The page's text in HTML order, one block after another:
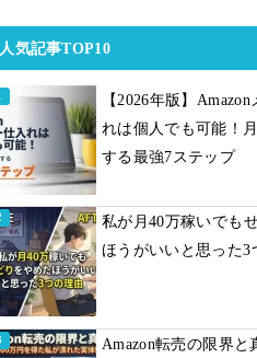
人気記事TOP10
【2026年版】
れは個人でも可能！
する最強7ステップ
私が月40万稼いでも
ほうがいいと思った3
Amazon転売の限界と